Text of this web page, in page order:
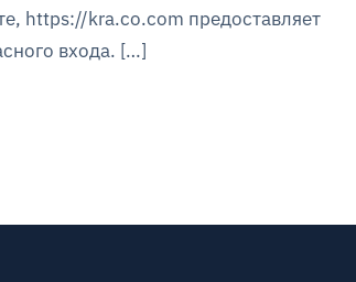
https://kra.co.com предоставляет
входа. […]